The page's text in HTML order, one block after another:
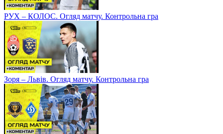
РУХ – КОЛОС. Огляд матчу. Контрольна гра
Зоря – Львів. Огляд матчу. Контрольна гра